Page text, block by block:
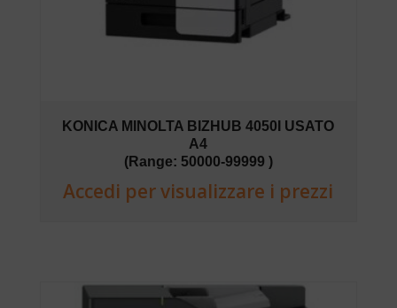
KONICA MINOLTA BIZHUB 4050I USATO
A4
(Range: 50000-99999 )
Accedi per visualizzare i prezzi